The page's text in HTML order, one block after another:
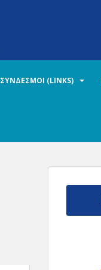
ΣΥΝΔΕΣΜΟΙ (LINKS)